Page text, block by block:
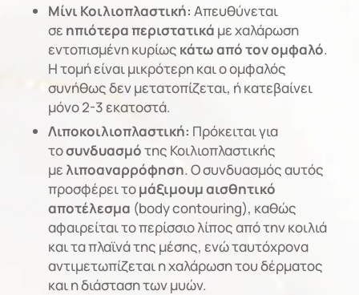
Μίνι Κοιλιοπλαστική: Απευθύνεται
σε ηπιότερα περιστατικά με χαλάρωση
εντοπισμένη κυρίως κάτω από τον ομφαλό.
Η τομή είναι μικρότερη και ο ομφαλός
συνήθως δεν μετατοπίζεται, ή κατεβαίνει
μόνο 2-3 εκατοστά.
Λιποκοιλιοπλαστική: Πρόκειται για
τοσυνδυασμότης Κοιλιοπλαστικής
με λιποαναρρόφηση. Ο συνδυασμός αυτός
προσφέρει τομάξιμουμ αισθητικό
αποτέλεσμα (body contouring), καθώς
αφαιρείται το περίσσιο λίπος από την κοιλιά
και τα πλαϊνά της μέσης, ενώ ταυτόχρονα
αντιμετωπίζεται η χαλάρωση του δέρματος
και η διάσταση των μυών.